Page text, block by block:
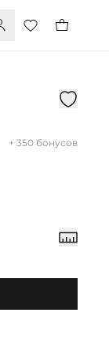
+ 350 бонусов